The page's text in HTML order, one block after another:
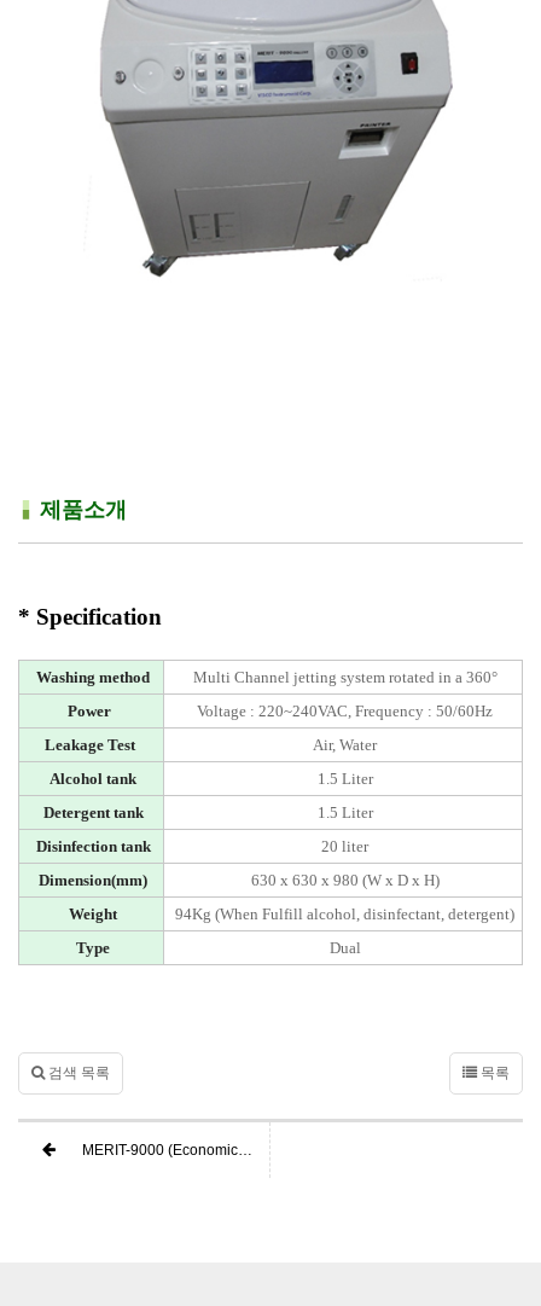
제품소개
* Specification
Washing method
Multi Channel jetting system rotated in a 360°
Power
Voltage : 220~240VAC, Frequency : 50/60Hz
Leakage Test
Air, Water
Alcohol tank
1.5 Liter
Detergent tank
1.5 Liter
Disinfection tank
20 liter
Dimension(mm)
630 x 630 x 980 (W x D x H)
Weight
94Kg (When Fulfill alcohol, disinfectant, detergent)
Type
Dual
검색 목록 목록
MERIT-9000 (Economic/Compact)